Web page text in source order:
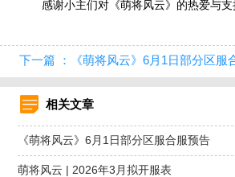
感谢小主们对《萌将风云》的热爱与支
下一篇 ：《萌将风云》6月1日部分区服
相关文章
《萌将风云》6月1日部分区服合服预告
萌将风云 | 2026年3月拟开服表